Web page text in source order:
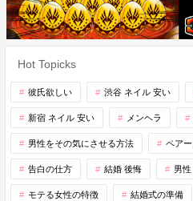
Hot Topicks
彼氏欲しい 渋谷 ネイル 安い
新宿 ネイル 安い メンヘラ
男性をその気にさせる方法 ペア
告白の仕方 結婚 後悔 男
モテる女性の特徴 結婚式の準備